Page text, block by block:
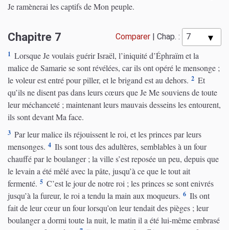
Je ramènerai les captifs de Mon peuple.
Chapitre 7 Comparer | Chap. :
1 Lorsque Je voulais guérir Israël, l’iniquité d’Éphraïm et la
malice de Samarie se sont révélées, car ils ont opéré le mensonge ;
le voleur est entré pour piller, et le brigand est au dehors. 2 Et
qu’ils ne disent pas dans leurs cœurs que Je Me souviens de toute
leur méchanceté ; maintenant leurs mauvais desseins les entourent,
ils sont devant Ma face.
3 Par leur malice ils réjouissent le roi, et les princes par leurs
mensonges. 4 Ils sont tous des adultères, semblables à un four
chauffé par le boulanger ; la ville s’est reposée un peu, depuis que
le levain a été mêlé avec la pâte, jusqu’à ce que le tout ait
fermenté. 5 C’est le jour de notre roi ; les princes se sont enivrés
jusqu’à la fureur, le roi a tendu la main aux moqueurs. 6 Ils ont
fait de leur cœur un four lorsqu’on leur tendait des pièges ; leur
boulanger a dormi toute la nuit, le matin il a été lui-même embrasé